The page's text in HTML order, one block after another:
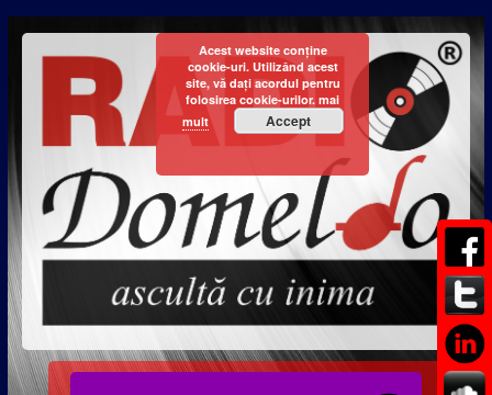
Acest website conține
cookie-uri. Utilizând acest
site, vă dați acordul pentru
folosirea cookie-urilor. mai
mult
Accept